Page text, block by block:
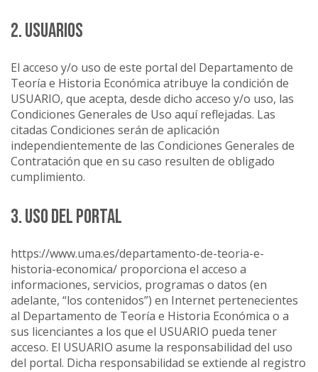
2. USUARIOS
El acceso y/o uso de este portal del Departamento de
Teoría e Historia Económica atribuye la condición de
USUARIO, que acepta, desde dicho acceso y/o uso, las
Condiciones Generales de Uso aquí reflejadas. Las
citadas Condiciones serán de aplicación
independientemente de las Condiciones Generales de
Contratación que en su caso resulten de obligado
cumplimiento.
3. USO DEL PORTAL
https://www.uma.es/departamento-de-teoria-e-
historia-economica/ proporciona el acceso a
informaciones, servicios, programas o datos (en
adelante, “los contenidos”) en Internet pertenecientes
al Departamento de Teoría e Historia Económica o a
sus licenciantes a los que el USUARIO pueda tener
acceso. El USUARIO asume la responsabilidad del uso
del portal. Dicha responsabilidad se extiende al registro